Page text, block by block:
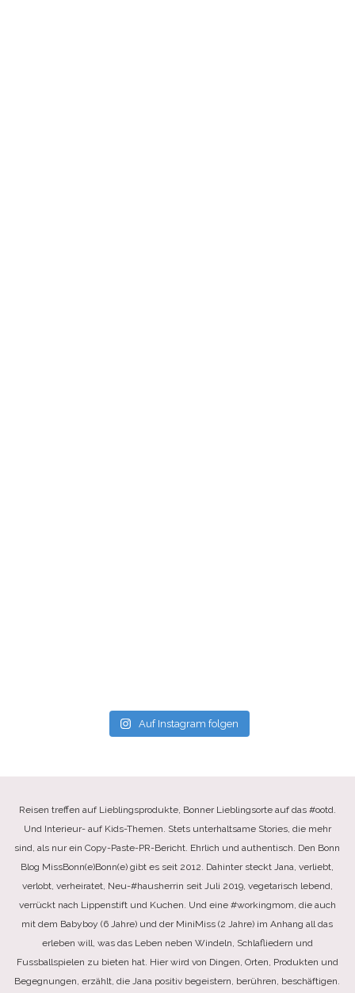
Auf Instagram folgen
Reisen treffen auf Lieblingsprodukte, Bonner Lieblingsorte auf das #ootd.
Und Interieur- auf Kids-Themen. Stets unterhaltsame Stories, die mehr
sind, als nur ein Copy-Paste-PR-Bericht. Ehrlich und authentisch. Den Bonn
Blog MissBonn(e)Bonn(e) gibt es seit 2012. Dahinter steckt Jana, verliebt,
verlobt, verheiratet, Neu-#hausherrin seit Juli 2019, vegetarisch lebend,
verrückt nach Lippenstift und Kuchen. Und eine #workingmom, die auch
mit dem Babyboy (6 Jahre) und der MiniMiss (2 Jahre) im Anhang all das
erleben will, was das Leben neben Windeln, Schlafliedern und
Fussballspielen zu bieten hat. Hier wird von Dingen, Orten, Produkten und
Begegnungen, erzählt, die Jana positiv begeistern, berühren, beschäftigen.